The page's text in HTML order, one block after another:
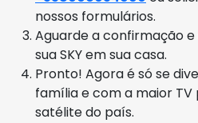
nossos formulários.
Aguarde a confirmação
sua SKY em sua casa.
Pronto! Agora é só se
família e com a maior TV
satélite do país.